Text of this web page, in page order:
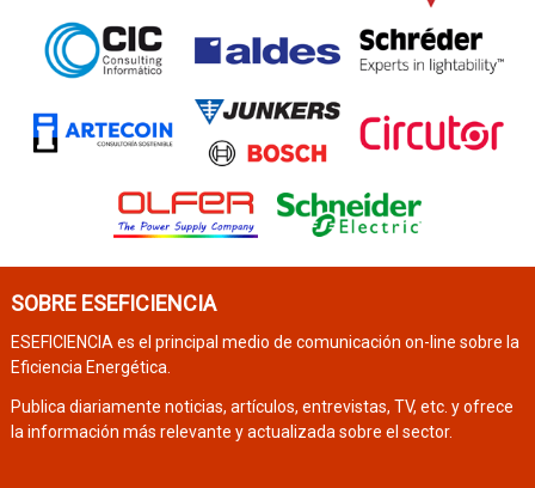
SOBRE ESEFICIENCIA
ESEFICIENCIA es el principal medio de comunicación on-line sobre la
Eficiencia Energética.
Publica diariamente noticias, artículos, entrevistas, TV, etc. y ofrece
la información más relevante y actualizada sobre el sector.